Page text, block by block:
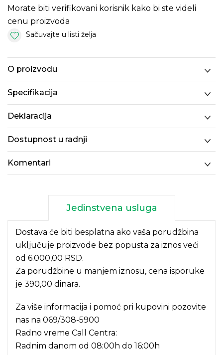
Morate biti verifikovani korisnik kako bi ste videli
cenu proizvoda
Sačuvajte u listi želja
O proizvodu
Specifikacija
Deklaracija
Dostupnost u radnji
Komentari
Jedinstvena usluga
Dostava će biti besplatna ako vaša porudžbina
uključuje proizvode bez popusta za iznos veći
od 6.000,00 RSD.
Za porudžbine u manjem iznosu, cena isporuke
je 390,00 dinara.
Za više informacija i pomoć pri kupovini pozovite
nas na 069/308-5900
Radno vreme Call Centra:
Radnim danom od 08:00h do 16:00h